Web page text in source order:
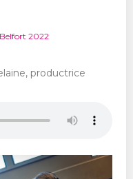
2022
productrice